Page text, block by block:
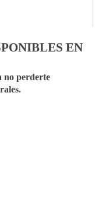
EN
no perderte